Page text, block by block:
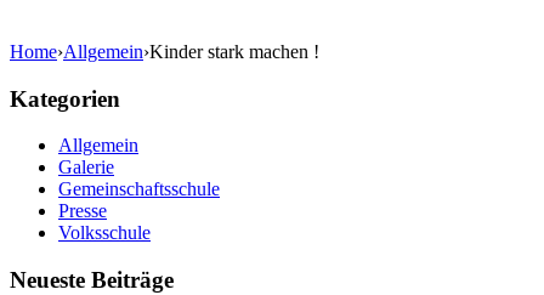
Home›Allgemein›Kinder stark machen !
Kategorien
Allgemein
Galerie
Gemeinschaftsschule
Presse
Volksschule
Neueste Beiträge